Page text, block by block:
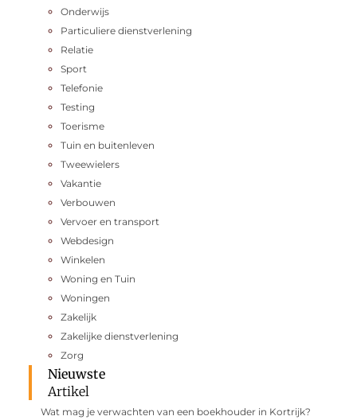
Onderwijs
Particuliere dienstverlening
Relatie
Sport
Telefonie
Testing
Toerisme
Tuin en buitenleven
Tweewielers
Vakantie
Verbouwen
Vervoer en transport
Webdesign
Winkelen
Woning en Tuin
Woningen
Zakelijk
Zakelijke dienstverlening
Zorg
Nieuwste
Artikel
Wat mag je verwachten van een boekhouder in Kortrijk?